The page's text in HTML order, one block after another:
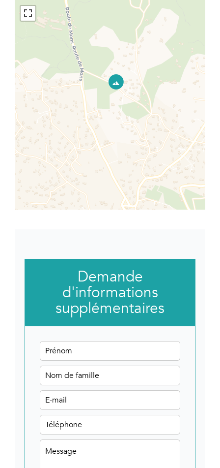
Demande
d'informations
supplémentaires